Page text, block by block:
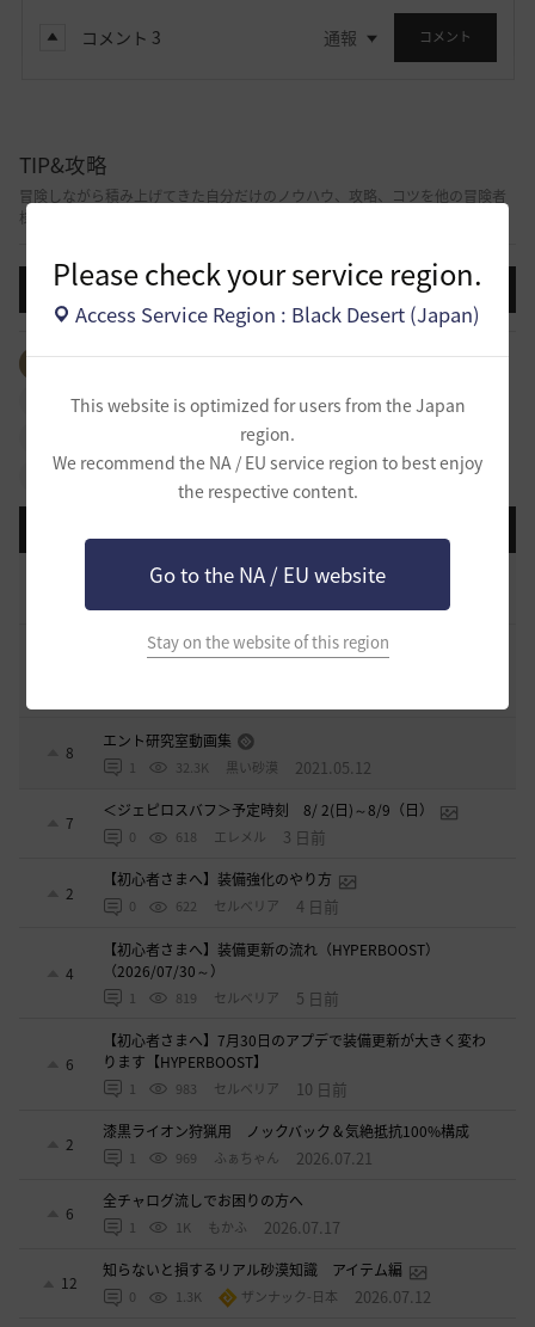
Please check your service region.
Access Service Region : Black Desert (Japan)
This website is optimized for users from the Japan
region.
We recommend the NA / EU service region to best enjoy
the respective content.
Go to the NA / EU website
Stay on the website of this region
コメント 3 通報 コメント
TIP&攻略
冒険しながら積み上げてきた自分だけのノウハウ、攻略、コツを他の冒険者
様と共有できる掲示板です。
投稿する
全体のタグを見る #生活 #PvP #PvE
#アイテム
#冒険日誌 #知識 #行動力
#強化
#占領戦
#攻略
#物々交換 #クラス #その他
[開催中のイベント] 今週のイベントは？
黒い砂漠が初めての冒険者の皆様のために準備したA to Z！
8
エント研究室動画集
1 32.3K 黒い砂漠 2021.05.12
7
＜ジェピロスバフ＞予定時刻 8/ 2(日)～8/9（日）
0 618 エレメル 3 日前
2
【初心者さまへ】装備強化のやり方
0 622 セルベリア 4 日前
4
【初心者さまへ】装備更新の流れ（HYPERBOOST）
（2026/07/30～）
1 819 セルベリア 5 日前
6
【初心者さまへ】7月30日のアプデで装備更新が大きく変わ
ります【HYPERBOOST】
1 983 セルベリア 10 日前
2
漆黒ライオン狩猟用 ノックバック＆気絶抵抗100%構成
1 969 ふぁちゃん 2026.07.21
6
全チャログ流しでお困りの方へ
1 1K もかふ 2026.07.17
12
知らないと損するリアル砂漠知識 アイテム編
0 1.3K ザンナック-日本 2026.07.12